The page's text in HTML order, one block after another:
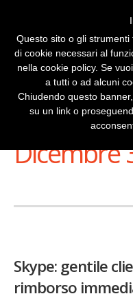
Stai
Dicembre
Skype: gentile
rimborso
Questo sito o gli
di cookie necessari al
nella cookie policy. Se
a tutti o ad alcuni
Chiudendo questo
su un link o